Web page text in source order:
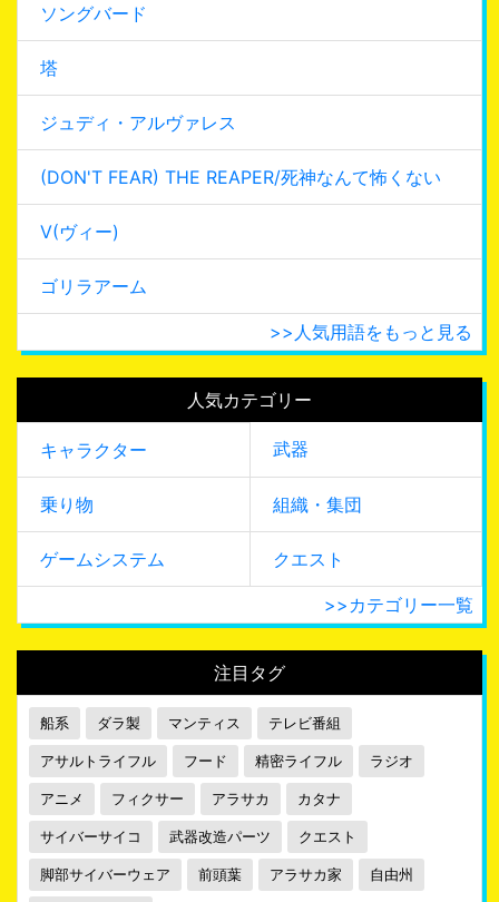
ソングバード
塔
ジュディ・アルヴァレス
(DON'T FEAR) THE REAPER/死神なんて怖くない
V(ヴィー)
ゴリラアーム
>>人気用語をもっと見る
人気カテゴリー
キャラクター 武器
乗り物 組織・集団
ゲームシステム クエスト
>>カテゴリー一覧
注目タグ
船系 ダラ製 マンティス テレビ番組
アサルトライフル フード 精密ライフル ラジオ
アニメ フィクサー アラサカ カタナ
サイバーサイコ 武器改造パーツ クエスト
脚部サイバーウェア 前頭葉 アラサカ家 自由州